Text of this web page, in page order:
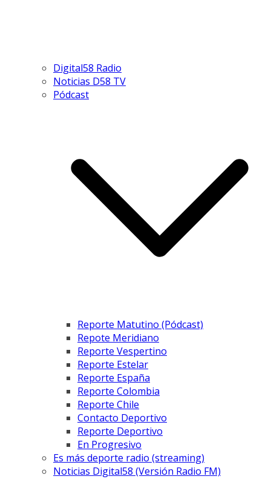
Digital58 Radio
Noticias D58 TV
Pódcast
Reporte Matutino (Pódcast)
Repote Meridiano
Reporte Vespertino
Reporte Estelar
Reporte España
Reporte Colombia
Reporte Chile
Contacto Deportivo
Reporte Deportivo
En Progresivo
Es más deporte radio (streaming)
Noticias Digital58 (Versión Radio FM)